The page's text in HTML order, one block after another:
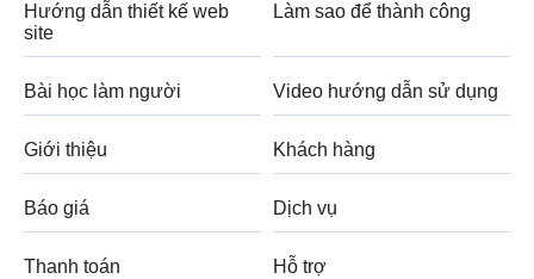
Hướng dẫn thiết kế web
site
Làm sao để thành công
Bài học làm người Video hướng dẫn sử dụng
Giới thiệu Khách hàng
Báo giá Dịch vụ
Thanh toán Hỗ trợ